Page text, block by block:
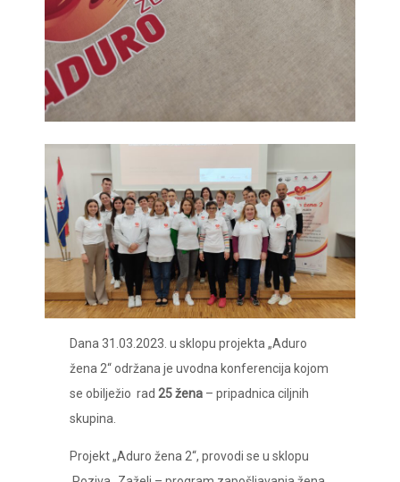
Dana 31.03.2023. u sklopu projekta „Aduro
žena 2“ održana je uvodna konferencija kojom
se obilježio rad25 žena – pripadnica ciljnih
skupina.
Projekt „Aduro žena 2“, provodi se u sklopu